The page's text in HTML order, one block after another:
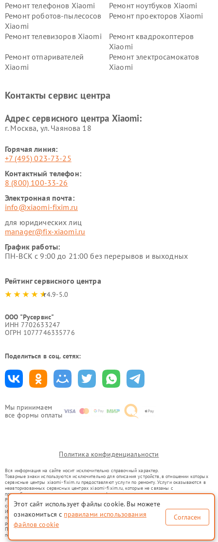
Мы принимаем
все формы оплаты
Ремонт телефонов Xiaomi
Ремонт ноутбуков Xiaomi
Ремонт роботов-пылесосов
Xiaomi
Ремонт проекторов Xiaomi
Ремонт телевизоров Xiaomi
Ремонт квадрокоптеров
Xiaomi
Ремонт отпаривателей
Xiaomi
Ремонт электросамокатов
Xiaomi
Ремонт стиральных машин
Ремонт смарт-часов Xiaomi
Контакты сервис центра
Адрес сервисного центра Xiaomi:
г. Москва, ул. Чаянова 18
Горячая линия:
+7 (495) 023-73-25
Контактный телефон:
8 (800) 100-33-26
Электронная почта:
info@xiaomi-fixim.ru
для юридических лиц
manager@fix-xiaomi.ru
График работы:
ПН-ВСК с 9:00 до 21:00 без перерывов и выходных
Рейтинг сервисного центра
4.9-5.0
ООО "Русервис"
ИНН 7702633247
ОГРН 1077746335776
Поделиться в соц. сетях:
Политика конфиденциальности
Вся информация на сайте носит исключительно справочный характер.
Товарные знаки используются исключительно для описания устройств, в отношении которых
сервисные центры xiaomi-fixim.ru предоставляют услуги по ремонту. Услуги оказываются в
неавторизованных сервисных центрах xiaomi-fixim.ru, которые не связаны с
правообладателями товарных знаков или их официальными представителями.
Ремонт осуществляется для устройств, уже введенных в гражданский оборот в соответствии
со статьей 1487 ГК РФ.
Использование товарных знаков не преследует цели индивидуализации услуг или введения
потребителей в заблуждение, а служит для информирования о предоставляемых услугах по
ремонту техники указанных брендов.
Представленная на сайте информация не является публичной офертой, определяемой
положениями Статьи 437(2) Гражданского кодекса РФ
Этот сайт использует файлы cookie. Вы можете
ознакомиться с правилами использования
файлов cookie
Согласен